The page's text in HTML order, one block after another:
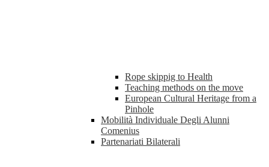
Rope skippig to Health
Teaching methods on the move
European Cultural Heritage from a
Pinhole
Mobilità Individuale Degli Alunni
Comenius
Partenariati Bilaterali